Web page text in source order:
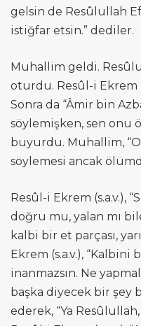
gelsin de Resûlullah
istiğfar etsin.” dediler.
Muhallim geldi.
oturdu. Resûl-i Ekrem
Sonra da “Âmir bin
söylemişken, sen onu
buyurdu. Muhallim,
söylemesi ancak
Resûl-i Ekrem (s.a.v.),
doğru mu, yalan mı
kalbi bir et parçası,
Ekrem (s.a.v.), “Kalbini
inanmazsın. Ne
başka diyecek bir şey
ederek, “Ya